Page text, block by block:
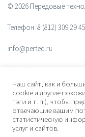
© 2026 Передовые
Телефон: 8 (812) 309 29 45
info@perteq.ru
ООО "Передовые
ОГРН 1117847072628
Почтовый индекс 196006
Адрес: ул. Рощинская,
Наш сайт, как и
cookie и другие
тэги и т. п.), чтобы
отвечающие вашим
статистическую
услуг и сайтов.